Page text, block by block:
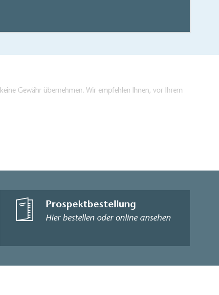
Gewähr übernehmen. Wir empfehlen Ihnen, vor Ihrem
Prospektbestellung
Hier bestellen oder online ansehen